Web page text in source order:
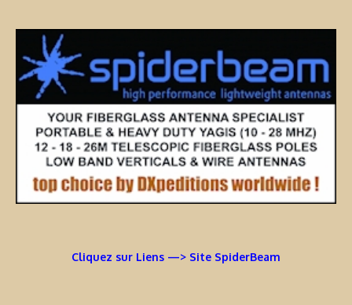
Cliquez sur Liens —> Site SpiderBeam